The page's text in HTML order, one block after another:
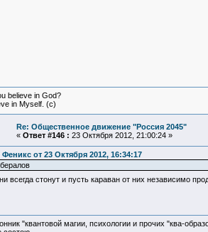
believe in God?
in Myself. (c)
Re: Общественное движение "Россия 2045"
« Ответ #146 : 23 Октября 2012, 21:00:24 »
Феникс от 23 Октября 2012, 16:34:17
всегда стонут и пусть караван от них независимо
"квантовой магии, психологии и прочих "ква-